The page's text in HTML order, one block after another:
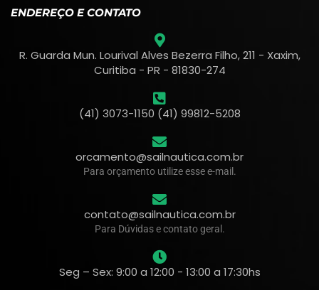
ENDEREÇO E CONTATO
R. Guarda Mun. Lourival Alves Bezerra Filho, 211 - Xaxim,
Curitiba - PR - 81830-274
(41) 3073-1150 (41) 99812-5208
orcamento@sailnautica.com.br
Para orçamento utilize esse e-mail.
contato@sailnautica.com.br
Para Dúvidas e contato geral.
Seg – Sex: 9:00 a 12:00 - 13:00 a 17:30hs